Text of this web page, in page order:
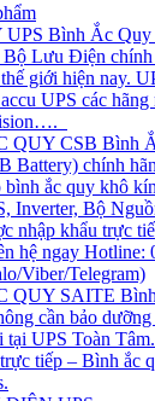
UPS Bình Ắc Quy
Bộ Lưu Điện chính
giới hiện nay.
UPS các
QUY CSB Bình
Battery) chính
bình ắc quy khô
Inverter, Bộ
nhập khẩu trực
hệ ngay Hotline:
Viber/Telegram)
QUY SAITE
cần bảo
tại UPS Toàn
tiếp – Bình ắc